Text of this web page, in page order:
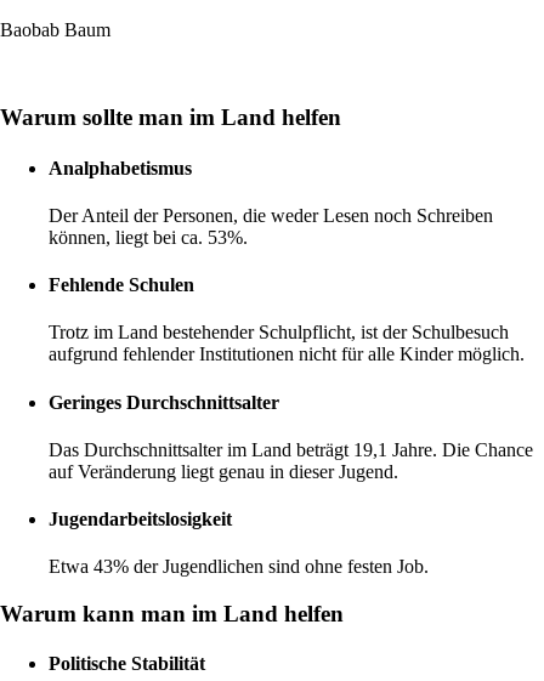
Baobab Baum
Warum sollte man im Land helfen
Analphabetismus
Der Anteil der Personen, die weder Lesen noch Schreiben
können, liegt bei ca. 53%.
Fehlende Schulen
Trotz im Land bestehender Schulpflicht, ist der Schulbesuch
aufgrund fehlender Institutionen nicht für alle Kinder möglich.
Geringes Durchschnittsalter
Das Durchschnittsalter im Land beträgt 19,1 Jahre. Die Chance
auf Veränderung liegt genau in dieser Jugend.
Jugendarbeitslosigkeit
Etwa 43% der Jugendlichen sind ohne festen Job.
Warum kann man im Land helfen
Politische Stabilität